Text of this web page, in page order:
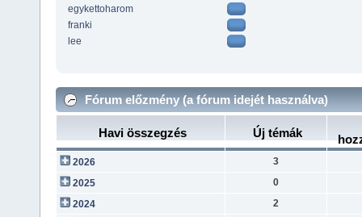
egykettoharom
franki
lee
Fórum előzmény (a fórum idejét használva)
Havi összegzés Új témák
2026
3
2025
0
2024
2